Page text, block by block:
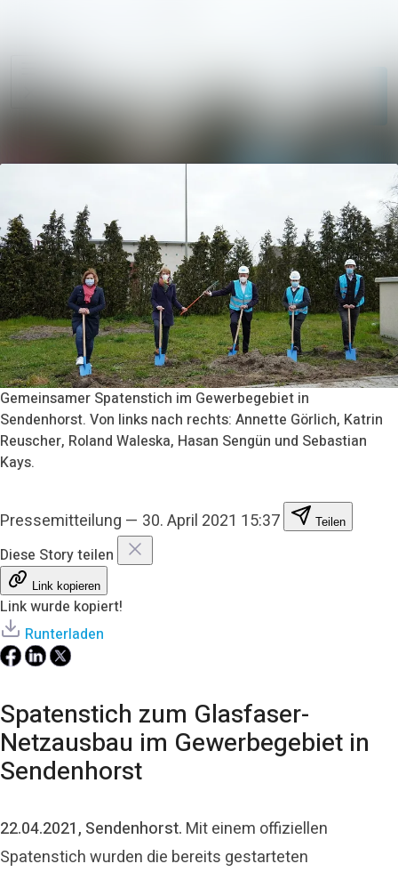
Meldungen
Mediengalerie
Kontakt
FolgenNicht
mehr folgen
Gemeinsamer Spatenstich im Gewerbegebiet in
Sendenhorst. Von links nach rechts: Annette Görlich, Katrin
Reuscher, Roland Waleska, Hasan Sengün und Sebastian
Kays.
Pressemitteilung — 30. April 2021 15:37 Teilen
Diese Story teilen
Link kopieren
Link wurde kopiert!
Runterladen
Spatenstich zum Glasfaser-
Netzausbau im Gewerbegebiet in
Sendenhorst
22.04.2021, Sendenhorst. Mit einem offiziellen
Spatenstich wurden die bereits gestarteten